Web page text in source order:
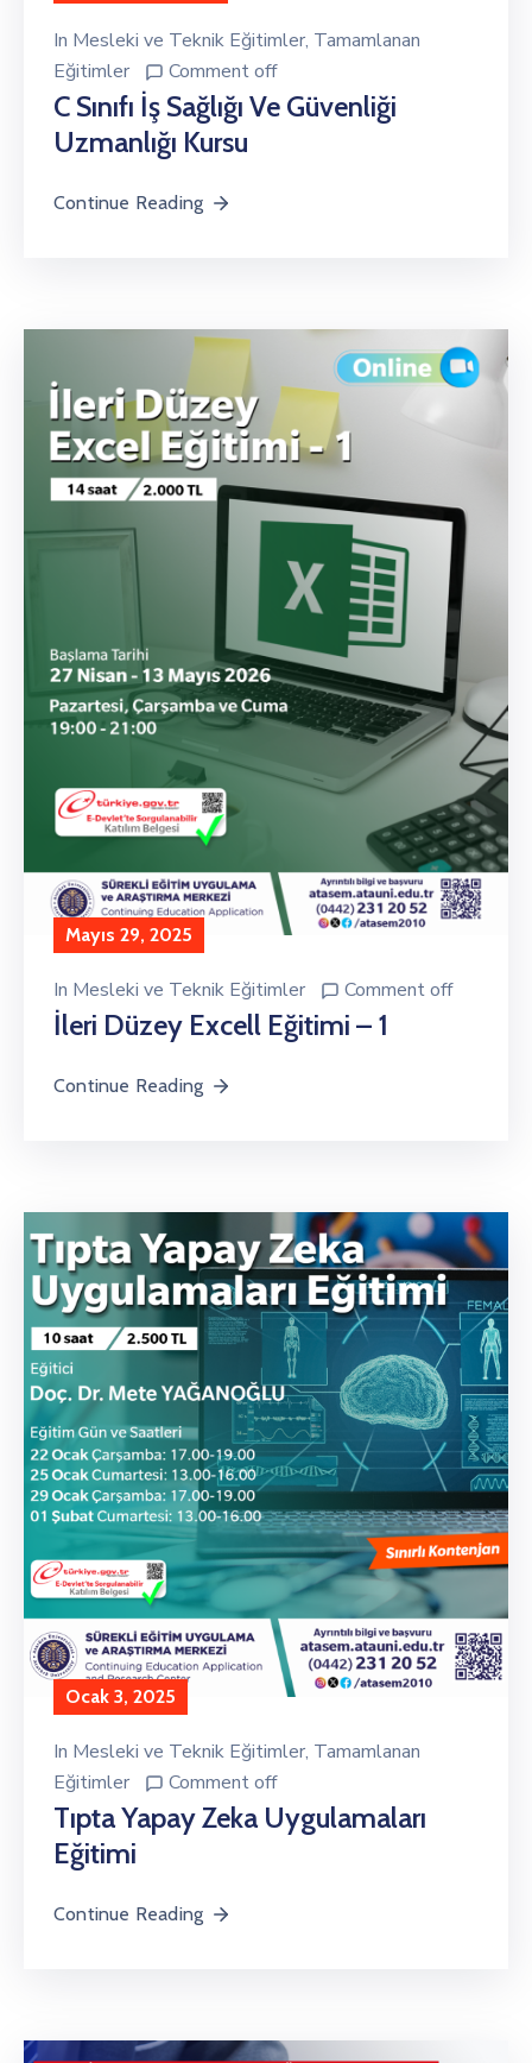
In Mesleki ve Teknik Eğitimler‚ Tamamlanan
Eğitimler
Comment off
C Sınıfı İş Sağlığı Ve Güvenliği
Uzmanlığı Kursu
Continue Reading
Mayıs 29, 2025
In Mesleki ve Teknik Eğitimler Comment off
İleri Düzey Excell Eğitimi – 1
Continue Reading
Ocak 3, 2025
In Mesleki ve Teknik Eğitimler‚ Tamamlanan
Eğitimler
Comment off
Tıpta Yapay Zeka Uygulamaları
Eğitimi
Continue Reading